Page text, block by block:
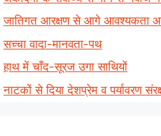
जातिगत आरक्षण से आगे आवश्यकता
सच्चा वादा-मानवता-पथ
हाथ में चाँद-सूरज उगा साथियों
नाटकों से दिया देशप्रेम व पर्यावरण